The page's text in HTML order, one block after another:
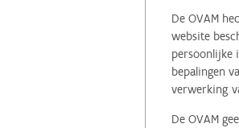
De OVAM
website
persoonlijke
bepalingen
verwerking
De OVAM